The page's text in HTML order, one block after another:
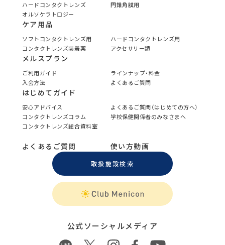
ハードコンタクトレンズ
円錐角膜用
オルソケラトロジー
ケア用品
ソフトコンタクトレンズ用
ハードコンタクトレンズ用
コンタクトレンズ装着薬
アクセサリー類
メルスプラン
ご利用ガイド
ラインナップ・料金
入会方法
よくあるご質問
はじめてガイド
安心アドバイス
よくあるご質問（はじめての方へ）
コンタクトレンズコラム
学校保健関係者のみなさまへ
コンタクトレンズ総合資料室
よくあるご質問 使い方動画
取扱施設検索
公式ソーシャルメディア